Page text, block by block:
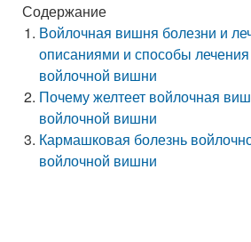
Содержание
Войлочная вишня болезни и
описаниями и способы
войлочной вишни
Почему желтеет войлочная
войлочной вишни
Кармашковая болезнь
войлочной вишни